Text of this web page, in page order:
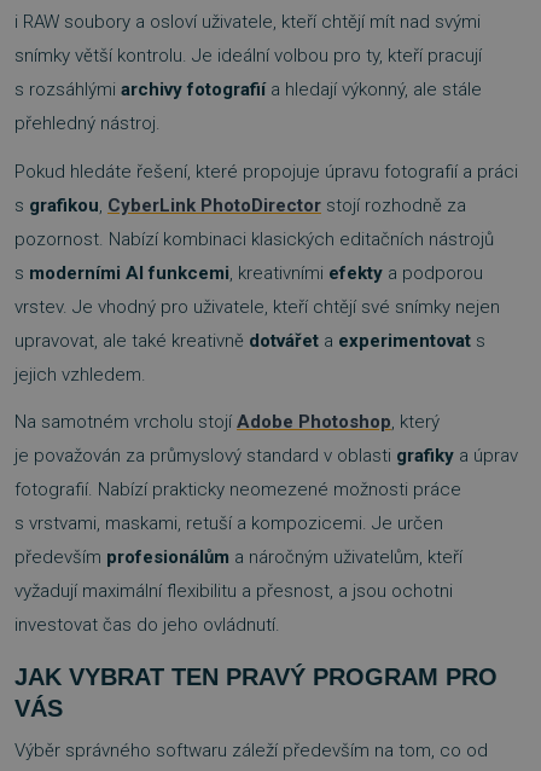
i RAW soubory a osloví uživatele, kteří chtějí mít nad svými
snímky větší kontrolu. Je ideální volbou pro ty, kteří pracují
s rozsáhlými archivy fotografiía hledají výkonný, ale stále
přehledný nástroj.
Pokud hledáte řešení, které propojuje úpravu fotografií a práci
s grafikou CyberLink PhotoDirector stojí rozhodně za
pozornost. Nabízí kombinaci klasických editačních nástrojů
s moderními AI funkcemi , kreativními efekty a podporou
vrstev. Je vhodný pro uživatele, kteří chtějí své snímky nejen
upravovat, ale také kreativně dotvářet a experimentovat s
jejich vzhledem.
Na samotném vrcholu stojí Adobe Photoshop, který
je považován za průmyslový standard v oblasti grafiky a úprav
fotografií. Nabízí prakticky neomezené možnosti práce
s vrstvami, maskami, retuší a kompozicemi. Je určen
především profesionálům a náročným uživatelům, kteří
vyžadují maximální flexibilitu a přesnost, a jsou ochotni
investovat čas do jeho ovládnutí.
JAK VYBRAT TEN PRAVÝ PROGRAM PRO
VÁS
Výběr správného softwaru záleží především na tom, co od